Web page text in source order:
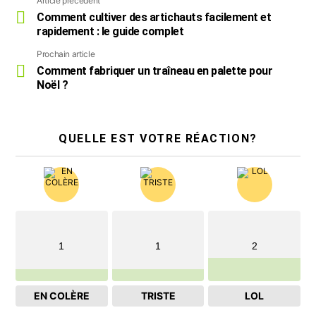
plus
Comment cultiver des artichauts facilement et
rapidement : le guide complet
Prochain article
Comment fabriquer un traîneau en palette pour
Noël ?
QUELLE EST VOTRE RÉACTION?
1
EN COLÈRE
1
TRISTE
2
LOL